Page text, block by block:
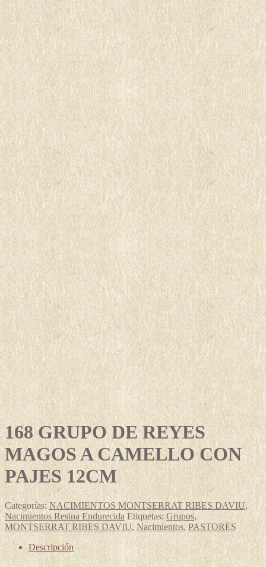
168 GRUPO DE REYES
MAGOS A CAMELLO CON
PAJES 12CM
Categorías:NACIMIENTOS MONTSERRAT RIBES DAVIU,
Nacimientos Resina Endurecida Etiquetas: Grupos,
MONTSERRAT RIBES DAVIU,Nacimientos,PASTORES
Descripción